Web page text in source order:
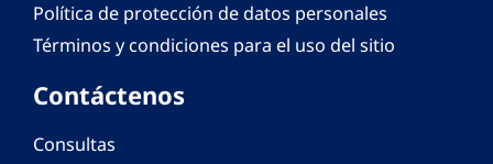
Política de protección de datos personales
Términos y condiciones para el uso del sitio
Contáctenos
Consultas